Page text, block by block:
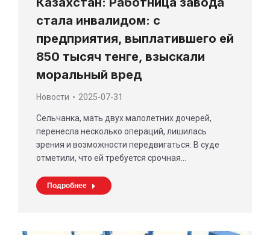
стала инвалидом: с
предприятия, выплатившего ей
850 тысяч тенге, взыскали
моральный вред
Новости 2025-07-31
Сельчанка, мать двух малолетних дочерей,
перенесла несколько операций, лишилась
зрения и возможности передвигаться. В суде
отметили, что ей требуется срочная…
Подробнее